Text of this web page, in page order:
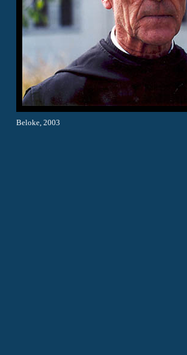
Beloke, 2003